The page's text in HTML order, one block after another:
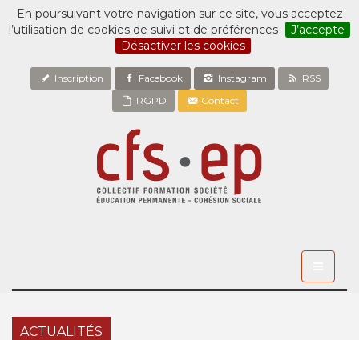
En poursuivant votre navigation sur ce site, vous acceptez
l’utilisation de cookies de suivi et de préférences
J’accepte
Désactiver les cookies
Inscription Facebook Instagram
RSS
RGPD
Contact
ACTUALITÉS